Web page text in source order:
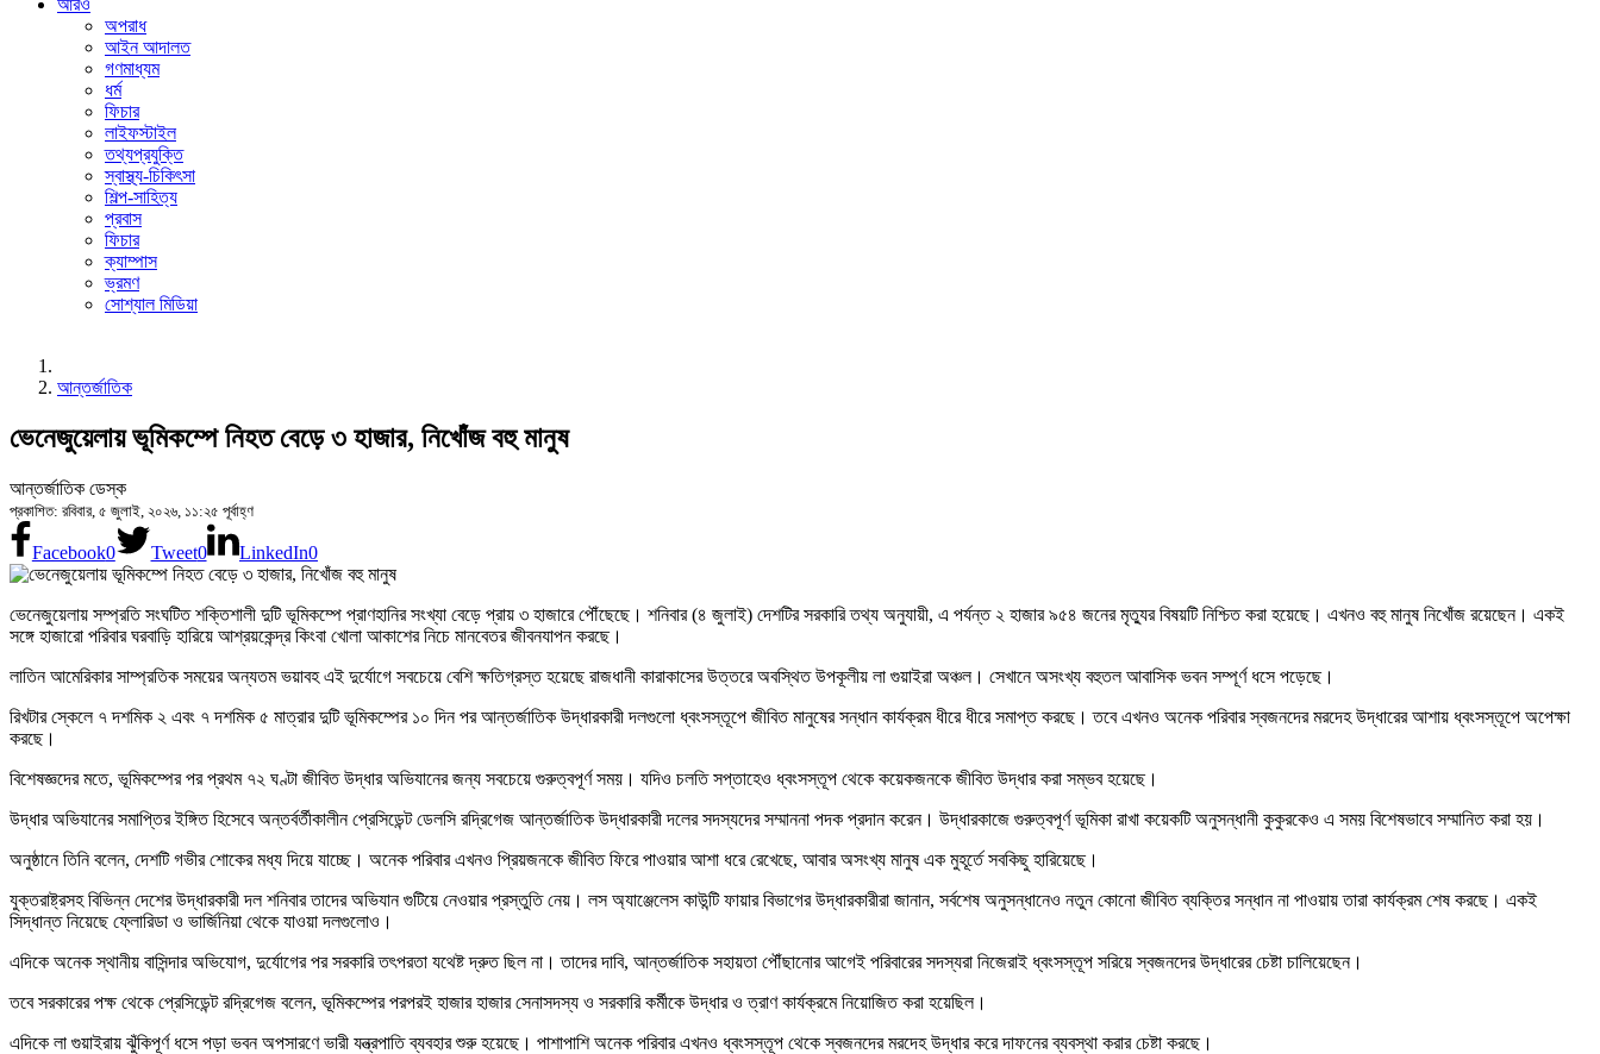
আরও
অপরাধ
আইন আদালত
গণমাধ্যম
ধর্ম
ফিচার
লাইফস্টাইল
তথ্যপ্রযুক্তি
স্বাস্থ্য-চিকিৎসা
শিল্প-সাহিত্য
প্রবাস
ফিচার
ক্যাম্পাস
ভ্রমণ
সোশ্যাল মিডিয়া
আন্তর্জাতিক
ভেনেজুয়েলায় ভূমিকম্পে নিহত বেড়ে ৩ হাজার, নিখোঁজ বহু মানুষ
আন্তর্জাতিক ডেস্ক
প্রকাশিত: রবিবার, ৫ জুলাই, ২০২৬, ১১:২৫ পূর্বাহ্ণ
Facebook0 Tweet0 LinkedIn0
ভেনেজুয়েলায় সম্প্রতি সংঘটিত শক্তিশালী দুটি ভূমিকম্পে প্রাণহানির সংখ্যা বেড়ে প্রায় ৩ হাজারে পৌঁছেছে। শনিবার (৪ জুলাই) দেশটির সরকারি তথ্য অনুযায়ী, এ পর্যন্ত ২ হাজার ৯৫৪ জনের মৃত্যুর বিষয়টি নিশ্চিত করা হয়েছে। এখনও বহু মানুষ নিখোঁজ রয়েছেন। একই
সঙ্গে হাজারো পরিবার ঘরবাড়ি হারিয়ে আশ্রয়কেন্দ্র কিংবা খোলা আকাশের নিচে মানবেতর জীবনযাপন করছে।
লাতিন আমেরিকার সাম্প্রতিক সময়ের অন্যতম ভয়াবহ এই দুর্যোগে সবচেয়ে বেশি ক্ষতিগ্রস্ত হয়েছে রাজধানী কারাকাসের উত্তরে অবস্থিত উপকূলীয় লা গুয়াইরা অঞ্চল। সেখানে অসংখ্য বহুতল আবাসিক ভবন সম্পূর্ণ ধসে পড়েছে।
রিখটার স্কেলে ৭ দশমিক ২ এবং ৭ দশমিক ৫ মাত্রার দুটি ভূমিকম্পের ১০ দিন পর আন্তর্জাতিক উদ্ধারকারী দলগুলো ধ্বংসস্তূপে জীবিত মানুষের সন্ধান কার্যক্রম ধীরে ধীরে সমাপ্ত করছে। তবে এখনও অনেক পরিবার স্বজনদের মরদেহ উদ্ধারের আশায় ধ্বংসস্তূপে অপেক্ষা
করছে।
বিশেষজ্ঞদের মতে, ভূমিকম্পের পর প্রথম ৭২ ঘণ্টা জীবিত উদ্ধার অভিযানের জন্য সবচেয়ে গুরুত্বপূর্ণ সময়। যদিও চলতি সপ্তাহেও ধ্বংসস্তূপ থেকে কয়েকজনকে জীবিত উদ্ধার করা সম্ভব হয়েছে।
উদ্ধার অভিযানের সমাপ্তির ইঙ্গিত হিসেবে অন্তর্বর্তীকালীন প্রেসিডেন্ট ডেলসি রদ্রিগেজ আন্তর্জাতিক উদ্ধারকারী দলের সদস্যদের সম্মাননা পদক প্রদান করেন। উদ্ধারকাজে গুরুত্বপূর্ণ ভূমিকা রাখা কয়েকটি অনুসন্ধানী কুকুরকেও এ সময় বিশেষভাবে সম্মানিত করা হয়।
অনুষ্ঠানে তিনি বলেন, দেশটি গভীর শোকের মধ্য দিয়ে যাচ্ছে। অনেক পরিবার এখনও প্রিয়জনকে জীবিত ফিরে পাওয়ার আশা ধরে রেখেছে, আবার অসংখ্য মানুষ এক মুহূর্তে সবকিছু হারিয়েছে।
যুক্তরাষ্ট্রসহ বিভিন্ন দেশের উদ্ধারকারী দল শনিবার তাদের অভিযান গুটিয়ে নেওয়ার প্রস্তুতি নেয়। লস অ্যাঞ্জেলেস কাউন্টি ফায়ার বিভাগের উদ্ধারকারীরা জানান, সর্বশেষ অনুসন্ধানেও নতুন কোনো জীবিত ব্যক্তির সন্ধান না পাওয়ায় তারা কার্যক্রম শেষ করছে। একই
সিদ্ধান্ত নিয়েছে ফ্লোরিডা ও ভার্জিনিয়া থেকে যাওয়া দলগুলোও।
এদিকে অনেক স্থানীয় বাসিন্দার অভিযোগ, দুর্যোগের পর সরকারি তৎপরতা যথেষ্ট দ্রুত ছিল না। তাদের দাবি, আন্তর্জাতিক সহায়তা পৌঁছানোর আগেই পরিবারের সদস্যরা নিজেরাই ধ্বংসস্তূপ সরিয়ে স্বজনদের উদ্ধারের চেষ্টা চালিয়েছেন।
তবে সরকারের পক্ষ থেকে প্রেসিডেন্ট রদ্রিগেজ বলেন, ভূমিকম্পের পরপরই হাজার হাজার সেনাসদস্য ও সরকারি কর্মীকে উদ্ধার ও ত্রাণ কার্যক্রমে নিয়োজিত করা হয়েছিল।
এদিকে লা গুয়াইরায় ঝুঁকিপূর্ণ ধসে পড়া ভবন অপসারণে ভারী যন্ত্রপাতি ব্যবহার শুরু হয়েছে। পাশাপাশি অনেক পরিবার এখনও ধ্বংসস্তূপ থেকে স্বজনদের মরদেহ উদ্ধার করে দাফনের ব্যবস্থা করার চেষ্টা করছে।